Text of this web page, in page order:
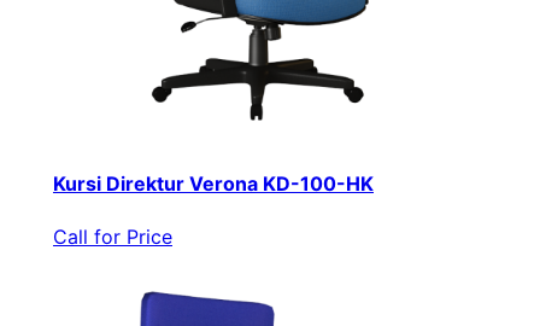
Kursi Direktur Verona KD-100-HK
Call for Price